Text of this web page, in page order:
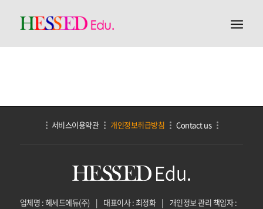
서비스이용약관 개인정보취급방침 Contact us
업체명 : 헤세드에듀(주) | 대표이사 : 최정화 |
개인정보 관리 책임자 :